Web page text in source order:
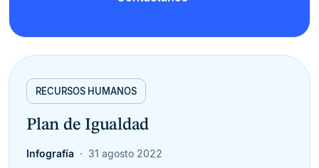
RECURSOS HUMANOS
Plan de Igualdad
Infografía 31 agosto 2022